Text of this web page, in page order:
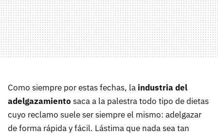
Como siempre por estas fechas, la industria del
adelgazamiento saca a la palestra todo tipo de dietas
cuyo reclamo suele ser siempre el mismo: adelgazar
de forma rápida y fácil. Lástima que nada sea tan